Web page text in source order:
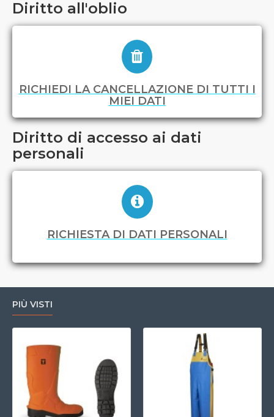
Diritto all'oblio
RICHIEDI LA CANCELLAZIONE DI TUTTI I
MIEI DATI
Diritto di accesso ai dati
personali
RICHIESTA DI DATI PERSONALI
PIÙ VISTI